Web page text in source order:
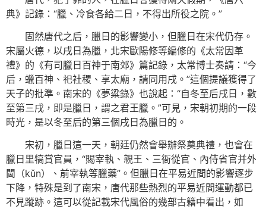
典》記錄：“臘、冷食各給二日，不得出所役之院。”
固然唐代之后，臘日的影響變小，但臘日在宋代仍存。
宋屬火德，以戌日為臘，北宋歐陽修等編修的《太常因革
禮》的《有司臘日百神于南郊》篇記錄，太常博士奏請：“今
后，蠟百神、祀社稷、享太廟，請同用戌。”這個提議獲得了
天子的批準。南宋的《夢粱錄》也說起：“自冬至后戌日，數
至第三戌，即是臘日，謂之君王臘。”可見，宋朝初期的一段
時光，是以冬至后的第三個戌日為臘日的。
宋初，臘日這一天，朝廷仍然會舉辦祭奠典禮，也會在
臘日里犒賞官員，“賜宰執、親王、三衙從官、內侍省官并外
閫（kǔn）、前宰執等臘藥”。但臘日在平易近間的影響逐步
下降，特殊是到了南宋，唐代那些熱烈的平易近間運動都已
不見蹤跡。這可以從記載宋代風俗的幾部古籍中看出，如